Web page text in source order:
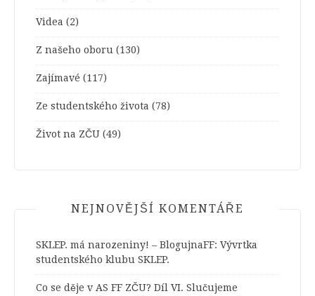
Videa (2)
Z našeho oboru (130)
Zajímavé (117)
Ze studentského života (78)
Život na ZČU (49)
NEJNOVĚJŠÍ KOMENTÁŘE
SKLEP. má narozeniny! – BlogujnaFF: Vývrtka
studentského klubu SKLEP.
Co se děje v AS FF ZČU? Díl VI. Slučujeme